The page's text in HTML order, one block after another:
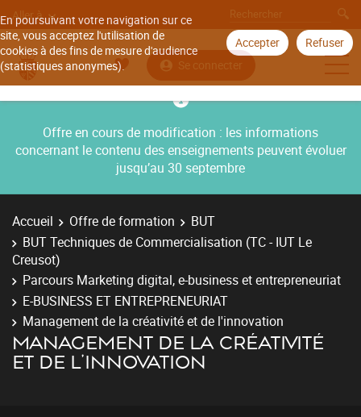
En poursuivant votre navigation sur ce
site, vous acceptez l'utilisation de
cookies à des fins de mesure d'audience
(statistiques anonymes).
Accepter Refuser
Aller à
Se connecter
Offre en cours de modification : les informations
concernant le contenu des enseignements peuvent évoluer
jusqu’au 30 septembre
Accueil Offre de formation
BUT
BUT Techniques de Commercialisation (TC - IUT Le
Creusot)
Parcours Marketing digital, e-business et entrepreneuriat
E-BUSINESS ET ENTREPRENEURIAT
Management de la créativité et de l'innovation
MANAGEMENT DE LA CRÉATIVITÉ
ET DE L'INNOVATION